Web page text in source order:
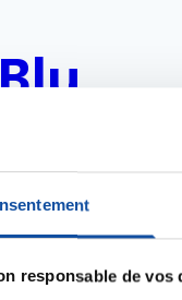
responsable de vos